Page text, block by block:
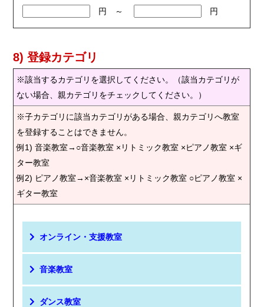
円 ～ 円
8) 登録カテゴリ
※該当するカテゴリを選択してください。（該当カテゴリが
ない場合、親カテゴリをチェックしてください。）
※子カテゴリに該当カテゴリがある場合、親カテゴリへ教室
を登録することはできません。
例1) 音楽教室→○音楽教室 ×リトミック教室 ×ピアノ教室 ×ギ
ター教室
例2) ピアノ教室→×音楽教室 ×リトミック教室 ○ピアノ教室 ×
ギター教室
オンライン・支援教室
音楽教室
ダンス教室